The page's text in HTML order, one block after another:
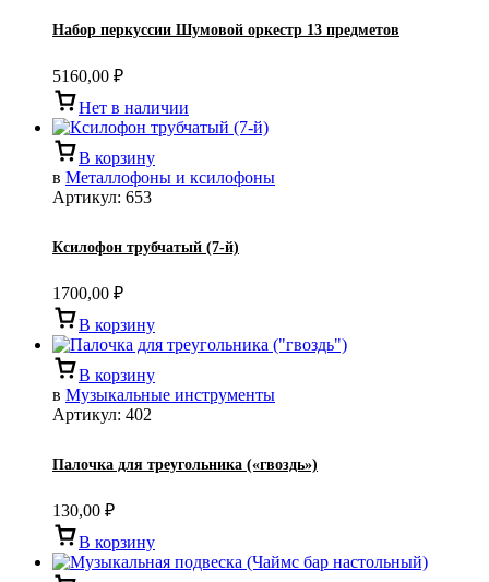
Набор перкуссии Шумовой оркестр 13 предметов
5160,00 ₽
Нет в наличии
В корзину
в Металлофоны и ксилофоны
Артикул: 653
Ксилофон трубчатый (7-й)
1700,00 ₽
В корзину
В корзину
в Музыкальные инструменты
Артикул: 402
Палочка для треугольника («гвоздь»)
130,00 ₽
В корзину